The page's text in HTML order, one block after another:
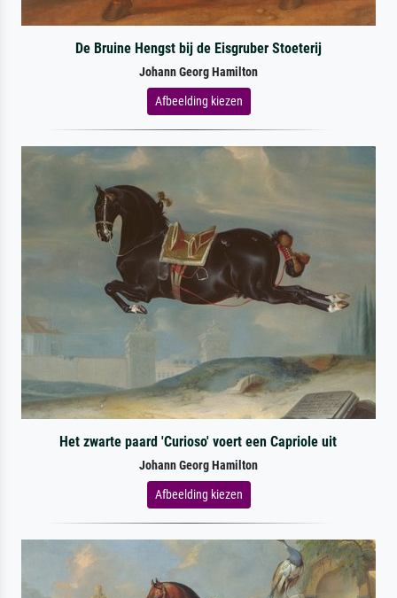
De Bruine Hengst bij de Eisgruber Stoeterij
Johann Georg Hamilton
Afbeelding kiezen
Het zwarte paard 'Curioso' voert een Capriole uit
Johann Georg Hamilton
Afbeelding kiezen